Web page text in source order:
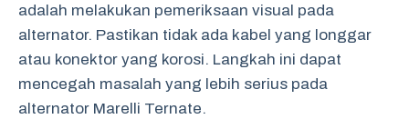
adalah melakukan pemeriksaan visual pada
alternator. Pastikan tidak ada kabel yang longgar
atau konektor yang korosi. Langkah ini dapat
mencegah masalah yang lebih serius pada
alternator Marelli Ternate.